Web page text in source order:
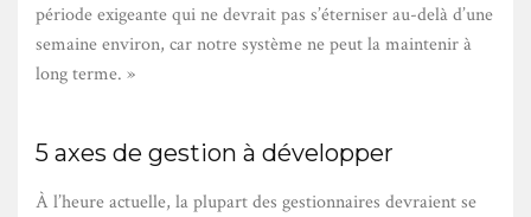
période exigeante qui ne devrait pas s’éterniser au-delà d’une
semaine environ, car notre système ne peut la maintenir à
long terme. »
5 axes de gestion à développer
À l’heure actuelle, la plupart des gestionnaires devraient se